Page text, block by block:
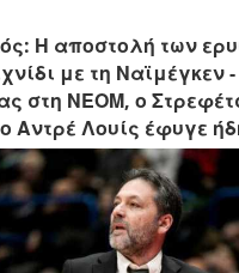
Η αποστολή των
με τη Ναϊμέγκεν
στη ΝΕΟΜ, ο
Αντρέ Λουίς έφυγε